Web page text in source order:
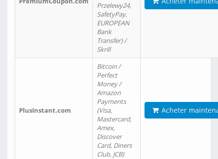
Przelewy24,
SafetyPay,
EUROPEAN
Bank
Transfer) /
Skrill
PlusInstant.com
Bitcoin /
Perfect
Money /
Amazon
Payments
(Visa,
Mastercard,
Amex,
Discover
Card, Diners
Club, JCB)
Acheter